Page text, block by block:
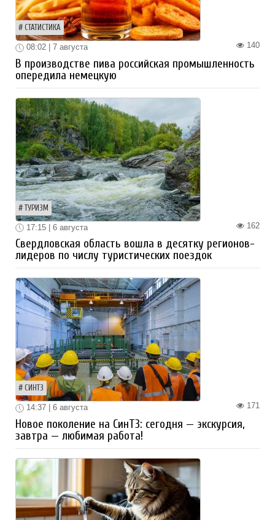
СТАТИСТИКА
140
08:02 | 7 августа
В производстве пива российская промышленность
опередила немецкую
ТУРИЗМ
162
17:15 | 6 августа
Свердловская область вошла в десятку регионов-
лидеров по числу туристических поездок
СИНТЗ
171
14:37 | 6 августа
Новое поколение на СинТЗ: сегодня — экскурсия,
завтра — любимая работа!